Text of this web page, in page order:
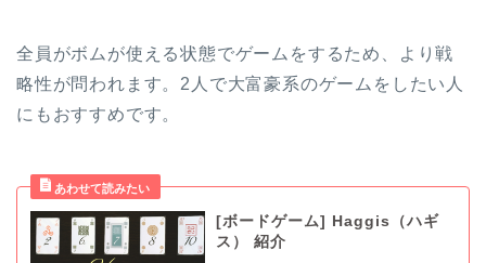
全員がボムが使える状態でゲームをするため、より戦
略性が問われます。2人で大富豪系のゲームをしたい人
にもおすすめです。
[ボードゲーム] Haggis（ハギ
ス） 紹介